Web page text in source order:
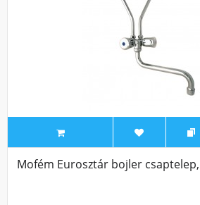
Mofém Eurosztár bojler